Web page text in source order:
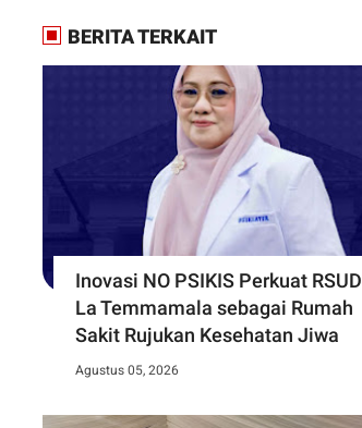
BERITA TERKAIT
Inovasi NO PSIKIS Perkuat RSUD
La Temmamala sebagai Rumah
Sakit Rujukan Kesehatan Jiwa
Agustus 05, 2026